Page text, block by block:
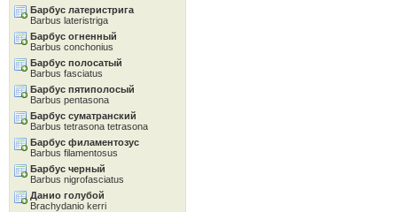
Барбус латеристрига
Barbus lateristriga
Барбус огненный
Barbus conchonius
Барбус полосатый
Barbus fasciatus
Барбус пятиполосый
Barbus pentasona
Барбус суматранский
Barbus tetrasona tetrasona
Барбус филаментозус
Barbus filamentosus
Барбус черный
Barbus nigrofasciatus
Данио голубой
Brachydanio kerri